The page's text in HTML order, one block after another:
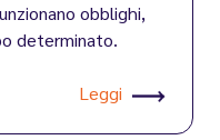
obblighi,
determinato.
Leggi